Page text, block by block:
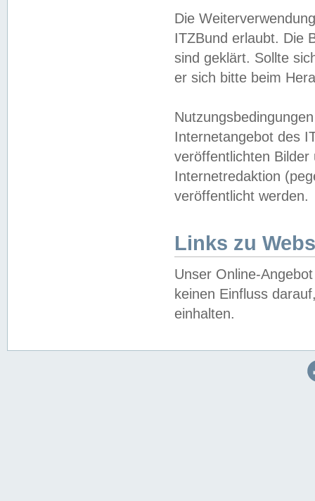
Die
ITZBund erlaubt. Die
sind geklärt. Sollte
er sich bitte beim
Internetangebot des
veröffentlichten
Internetredaktion
veröffentlicht werden.
Links zu
Unser Online-
keinen Einfluss
einhalten.